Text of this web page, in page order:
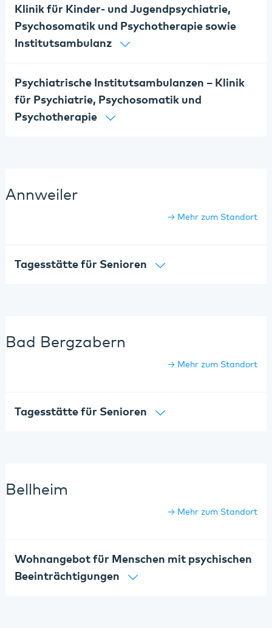
Klinik für Kinder- und Jugendpsychiatrie,
Psychosomatik und Psychotherapie sowie
Institutsambulanz
Psychiatrische Institutsambulanzen – Klinik
für Psychiatrie, Psychosomatik und
Psychotherapie
Annweiler
Mehr zum Standort
Tagesstätte für Senioren
Bad Bergzabern
Mehr zum Standort
Tagesstätte für Senioren
Bellheim
Mehr zum Standort
Wohnangebot für Menschen mit psychischen
Beeinträchtigungen